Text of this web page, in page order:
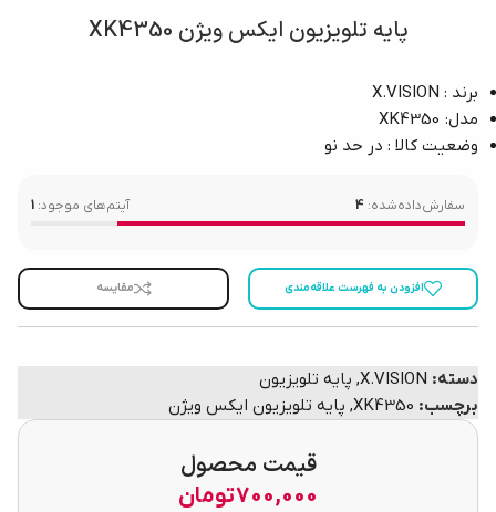
پایه تلویزیون ایکس ویژن XK4350
برند : X.VISION
مدل: XK4350
وضعیت کالا : در حد نو
سفارش‌داده‌شده: 4 آیتم‌های موجود: 1
افزودن به فهرست علاقه‌مندی مقایسه
دسته: X.VISION
, پایه تلویزیون
برچسب: XK4350
, پایه تلویزیون ایکس ویژن
قیمت محصول
700,000تومان